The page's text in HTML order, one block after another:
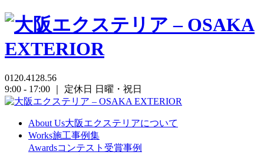
0120.4128.56
9:00 - 17:00 ｜ 定休日 日曜・祝日
About Us大阪エクステリアについて
Works施工事例集
Awardsコンテスト受賞事例